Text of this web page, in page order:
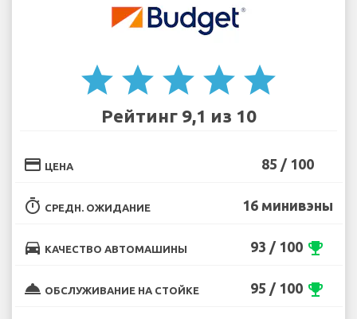
star star star star star
Рейтинг 9,1 из 10
credit_card ЦЕНА 85 / 100
timer СРЕДН. ОЖИДАНИЕ 16 минивэны
directions_car КАЧЕСТВО АВТОМАШИНЫ 93 / 100 emoji_events
room_service ОБСЛУЖИВАНИЕ НА СТОЙКЕ 95 / 100 emoji_events